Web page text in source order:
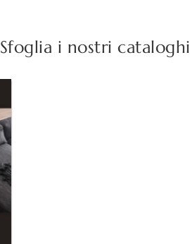
Sfoglia i nostri cataloghi